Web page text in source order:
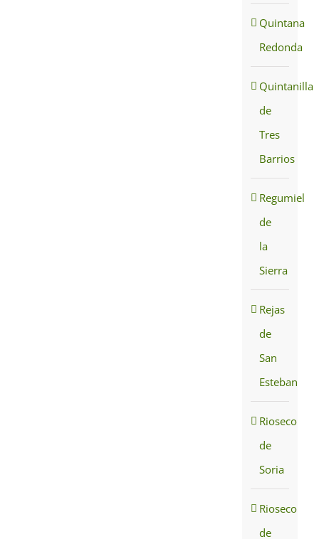
Quintana
Redonda
Quintanilla
de
Tres
Barrios
Regumiel
de
la
Sierra
Rejas
de
San
Esteban
Rioseco
de
Soria
Rioseco
de